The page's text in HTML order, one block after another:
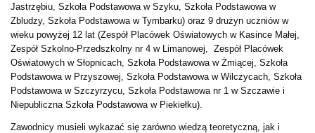
Jastrzębiu, Szkoła Podstawowa w Szyku, Szkoła Podstawowa w
Zbludzy, Szkoła Podstawowa w Tymbarku) oraz 9 drużyn uczniów w
wieku powyżej 12 lat (Zespół Placówek Oświatowych w Kasince Małej,
Zespół Szkolno-Przedszkolny nr 4 w Limanowej, Zespół Placówek
Oświatowych w Słopnicach, Szkoła Podstawowa w Żmiącej, Szkoła
Podstawowa w Przyszowej, Szkoła Podstawowa w Wilczycach, Szkoła
Podstawowa w Szczyrzycu, Szkoła Podstawowa nr 1 w Szczawie i
Niepubliczna Szkoła Podstawowa w Piekiełku).
Zawodnicy musieli wykazać się zarówno wiedzą teoretyczną, jak i